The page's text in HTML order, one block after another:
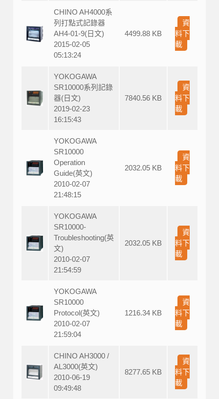
CHINO AH4000系
列打點式記錄器
AH4-01-9(日文)
2015-02-05
05:13:24
4499.88 KB
資
料下
載
YOKOGAWA
SR10000系列記錄
器(日文)
2019-02-23
16:15:43
7840.56 KB
資
料下
載
YOKOGAWA
SR10000
Operation
Guide(英文)
2010-02-07
21:48:15
2032.05 KB
資
料下
載
YOKOGAWA
SR10000-
Troubleshooting(英
文)
2010-02-07
21:54:59
2032.05 KB
資
料下
載
YOKOGAWA
SR10000
Protocol(英文)
2010-02-07
21:59:04
1216.34 KB
資
料下
載
CHINO AH3000 /
AL3000(英文)
2010-06-19
09:49:48
8277.65 KB
資
料下
載